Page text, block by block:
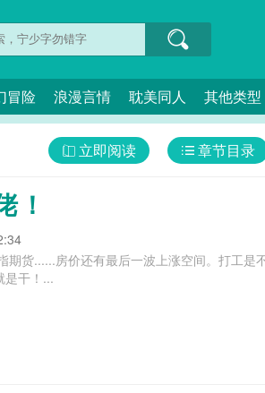
冒险 浪漫言情 耽美同人 其他类型
章节目录
立即阅读
！
货......房价还有最后一波上涨空间。打工是
是干！...